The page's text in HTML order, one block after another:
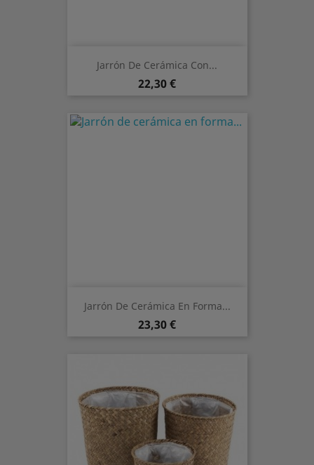
Jarrón De Cerámica Con...
Preis
22,30 €
Jarrón De Cerámica En Forma...
Preis
23,30 €